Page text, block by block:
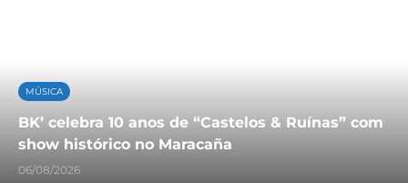
MÚSICA
BK’ celebra 10 anos de “Castelos & Ruínas” com
show histórico no Maracaña
06/08/2026